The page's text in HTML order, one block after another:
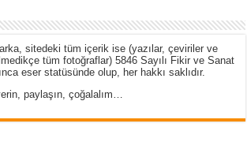
sitedeki tüm içerik ise (yazılar, çeviriler ve
tüm fotoğraflar) 5846 Sayılı Fikir ve Sanat
eser statüsünde olup, her hakkı saklıdır.
paylaşın, çoğalalım…